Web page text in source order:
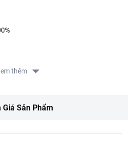
1 gạo (hoặc điều chỉnh theo tỉ lệ phù
hơn.
thêm
Sản Phẩm